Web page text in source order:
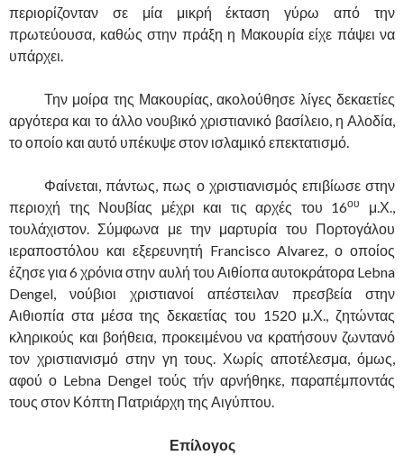
περιορίζονταν σε μία μικρή έκταση γύρω από την
πρωτεύουσα, καθώς στην πράξη η Μακουρία είχε πάψει να
υπάρχει.
Την μοίρα της Μακουρίας, ακολούθησε λίγες δεκαετίες
αργότερα και το άλλο νουβικό χριστιανικό βασίλειο, η Αλοδία,
το οποίο και αυτό υπέκυψε στον ισλαμικό επεκτατισμό.
Φαίνεται, πάντως, πως ο χριστιανισμός επιβίωσε στην
περιοχή της Νουβίας μέχρι και τις αρχές του 16ου
μ.Χ.,
τουλάχιστον. Σύμφωνα με την μαρτυρία του Πορτογάλου
ιεραποστόλου και εξερευνητή Francisco Alvarez, ο οποίος
έζησε για 6 χρόνια στην αυλή του Αιθίοπα αυτοκράτορα Lebna
Dengel, νούβιοι χριστιανοί απέστειλαν πρεσβεία στην
Αιθιοπία στα μέσα της δεκαετίας του 1520 μ.Χ., ζητώντας
κληρικούς και βοήθεια, προκειμένου να κρατήσουν ζωντανό
τον χριστιανισμό στην γη τους. Χωρίς αποτέλεσμα, όμως,
αφού ο Lebna Dengel τούς τήν αρνήθηκε, παραπέμποντάς
τους στον Κόπτη Πατριάρχη της Αιγύπτου.
Επίλογος